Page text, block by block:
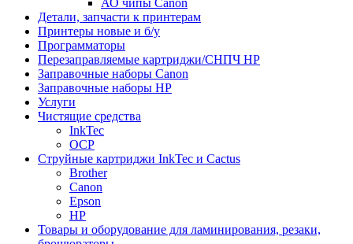
АО чипы Canon
Детали, запчасти к принтерам
Принтеры новые и б/у
Программаторы
Перезаправляемые картриджи/СНПЧ HP
Заправочные наборы Canon
Заправочные наборы HP
Услуги
Чистящие средства
InkTec
OCP
Струйные картриджи InkTec и Cactus
Brother
Canon
Epson
HP
Товары и оборудование для ламинирования, резаки,